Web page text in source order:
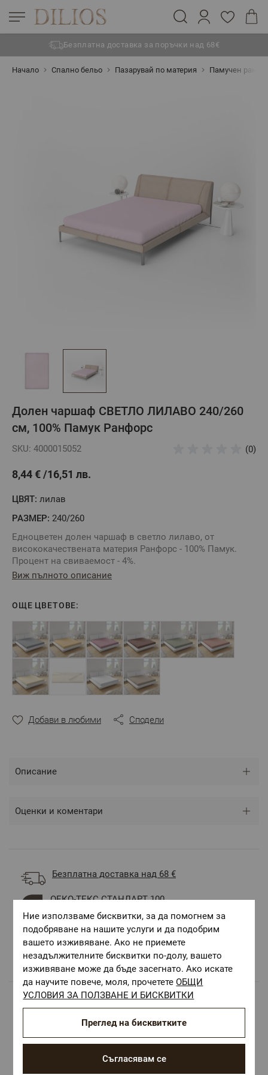
Безплатна доставка за поръчки над 68€
Начало Спално бельо Пазарувай по материя Памучен
Долен чаршаф СВЕТЛО ЛИЛАВО 240/260
см, 100% Памук Ранфорс
SKU: 4000015052 (0)
8,44 € 16,51 лв.
ЦВЯТ: лилав
РАЗМЕР: 240/260
Едноцветен долен чаршаф в светло лилаво, от
висококачествената материя Ранфорс - 100% Памук.
Процент на свиваемост - 4%.
Направете си спален комплект по Ваш избор. Изберете
спален плик.
Произведено в България
Цвят:Светло Лилаво
Състав:100% Памук Ранфорс
Размер:240х260 см
в тоновете и цветовете.
Виж пълното описание
ОЩЕ ЦВЕТОВЕ:
Добави в любими Сподели
Описание
Оценки и коментари
Безплатна доставка над 68 €
ОЕКО-ТЕКС СТАНДАРТ 100
Текстилни материали, безопасни за Вашето
здраве
Авторски десени.
Цветове и десени за всеки вкус и стил
Популярни в тази категория
Ние използваме бисквитки, за да помогнем за
подобряване на нашите услуги и да подобрим
вашето изживяване. Ако не приемете
незадължителните бисквитки по-долу, вашето
изживяване може да бъде засегнато. Ако искате
да научите повече, моля, прочететеОБЩИ
УСЛОВИЯ ЗА ПОЛЗВАНЕ И БИСКВИТКИ
Съгласявам се
Преглед на бисквитките